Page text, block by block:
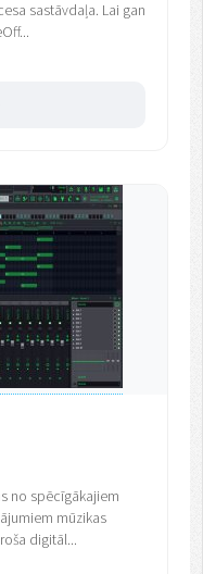
sastāvdaļa. Lai gan
no spēcīgākajiem
mūzikas
digitāl...